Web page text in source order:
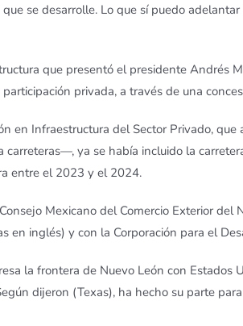
se desarrolle. Lo que sí puedo
que presentó el presidente Andrés
privada, a través de una
en Infraestructura del Sector Privado,
ya se había incluido la
entre el 2023 y el 2024.
Mexicano del Comercio Exterior
en inglés) y con la Corporación para el
la frontera de Nuevo León con
dijeron (Texas), ha hecho su parte